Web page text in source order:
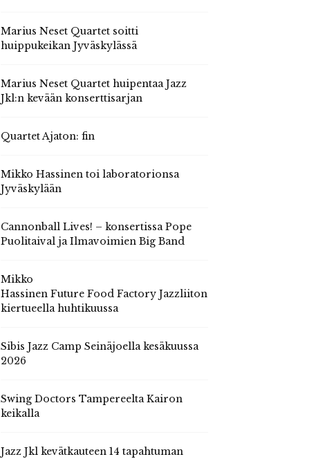
Marius Neset Quartet soitti
huippukeikan Jyväskylässä
Marius Neset Quartet huipentaa Jazz
Jkl:n kevään konserttisarjan
Quartet Ajaton: fin
Mikko Hassinen toi laboratorionsa
Jyväskylään
Cannonball Lives! – konsertissa Pope
Puolitaival ja Ilmavoimien Big Band
Mikko
Hassinen Future Food Factory Jazzliiton
kiertueella huhtikuussa
Sibis Jazz Camp Seinäjoella kesäkuussa
2026
Swing Doctors Tampereelta Kairon
keikalla
Jazz Jkl kevätkauteen 14 tapahtuman